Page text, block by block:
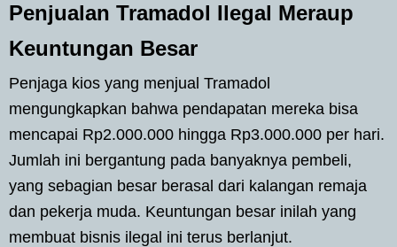
Penjualan Tramadol Ilegal Meraup
Keuntungan Besar
Penjaga kios yang menjual Tramadol
mengungkapkan bahwa pendapatan mereka bisa
mencapai Rp2.000.000 hingga Rp3.000.000 per hari.
Jumlah ini bergantung pada banyaknya pembeli,
yang sebagian besar berasal dari kalangan remaja
dan pekerja muda. Keuntungan besar inilah yang
membuat bisnis ilegal ini terus berlanjut.